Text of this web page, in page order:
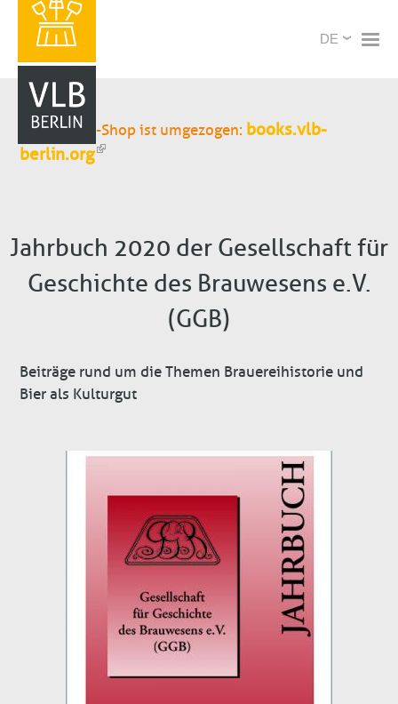
X
Select
Unser Buch-Shop ist umgezogen: books.vlb-
berlin.org
Jahrbuch 2020 der Gesellschaft für
Geschichte des Brauwesens e.V.
(GGB)
Beiträge rund um die Themen Brauereihistorie und
Bier als Kulturgut